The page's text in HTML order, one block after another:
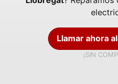
Llamar ahora
¡SIN